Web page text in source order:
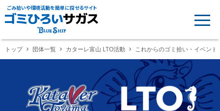
ごみ拾いや環境活動を簡単に探せるサイト
トップ 団体一覧 カターレ富山 LTO活動 これからのゴミ拾い・イベント